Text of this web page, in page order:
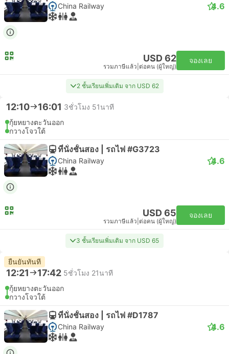
China Railway 4.6
USD 62
รวมภาษีแล้ว ต่อคน (ผู้ใหญ่)
จองเลย
2 ชั้นเรียนเพิ่มเติม จาก USD 62
12:10 16:01 3ชั่วโมง 51นาที
กุ้ยหยางตะวันออก
กวางโจวใต้
ที่นั่งชั้นสอง | รถไฟ #G3723
China Railway 4.6
USD 65
รวมภาษีแล้ว ต่อคน (ผู้ใหญ่)
จองเลย
3 ชั้นเรียนเพิ่มเติม จาก USD 65
ยืนยันทันที
12:21 17:42 5ชั่วโมง 21นาที
กุ้ยหยางตะวันออก
กวางโจวใต้
ที่นั่งชั้นสอง | รถไฟ #D1787
China Railway 4.6